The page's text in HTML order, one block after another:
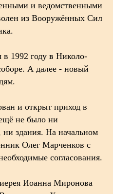
и ведомственными
из Вооружённых Сил
1992 году в Николо-
А далее - новый
и открыт приход в
не было ни
здания. На начальном
Олег Марченков с
согласования.
Иоанна Миронова